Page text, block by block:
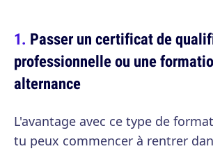
Passer un certificat de
professionnelle ou une
alternance
L'avantage avec ce type de
tu peux commencer à rentrer